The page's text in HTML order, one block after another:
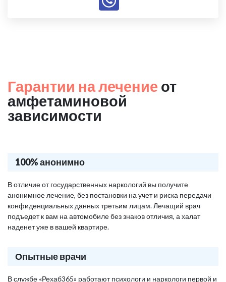
Гарантии на лечение от
амфетаминовой
зависимости
100% анонимно
В отличие от государственных наркологий вы получите
анонимное лечение, без постановки на учет и риска передачи
конфиденциальных данных третьим лицам. Лечащий врач
подъедет к вам на автомобиле без знаков отличия, а халат
наденет уже в вашей квартире.
Опытные врачи
В службе «Рехаб365» работают психологи и наркологи первой и